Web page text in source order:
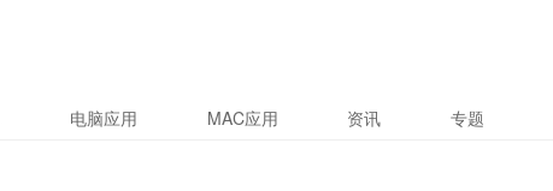
电脑应用 MAC应用 资讯 专题